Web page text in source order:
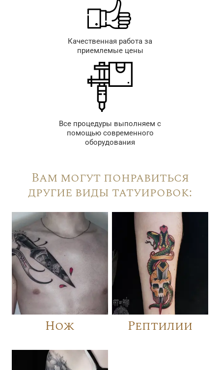
Качественная работа за
приемлемые цены
Все процедуры выполняем с
помощью современного
оборудования
Вам могут понравиться
другие виды татуировок:
Нож Рептилии